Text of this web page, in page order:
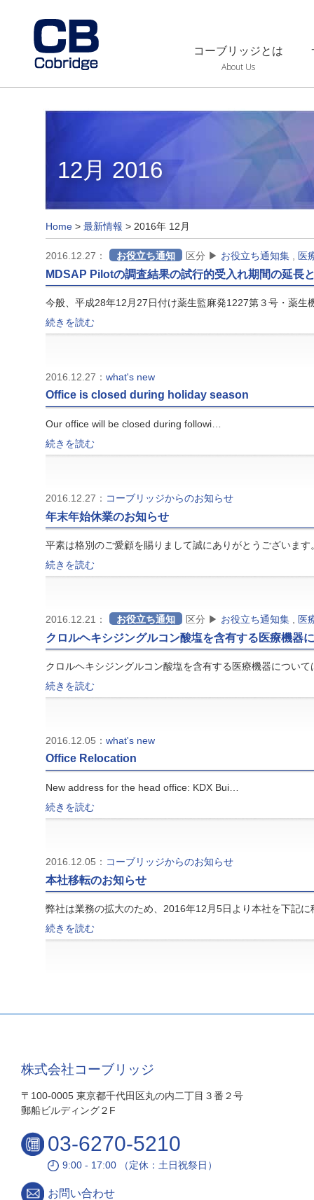
コーブリッジとは
About Us
12月 2016
Home > 最新情報 > 2016年 12月
2016.12.27： お役立ち通知 区分 ▶ お役立ち通知集 医
MDSAP Pilotの調査結果の試行的受入れ期間の延長
今般、平成28年12月27日付け薬生監麻発1227第３号・薬
続きを読む
2016.12.27： what's new
Office is closed during holiday season
Our office will be closed during followi…
続きを読む
2016.12.27： コーブリッジからのお知らせ
年末年始休業のお知らせ
平素は格別のご愛顧を賜りまして誠にありがとうございま
続きを読む
2016.12.21： お役立ち通知 区分 ▶ お役立ち通知集 医
クロルヘキシジングルコン酸塩を含有する医療機器
クロルヘキシジングルコン酸塩を含有する医療機器につい
続きを読む
2016.12.05： what's new
Office Relocation
New address for the head office: KDX Bui…
続きを読む
2016.12.05： コーブリッジからのお知らせ
本社移転のお知らせ
弊社は業務の拡大のため、2016年12月5日より本社を下記
続きを読む
株式会社コーブリッジ
〒100-0005 東京都千代田区丸の内二丁目３番２号
郵船ビルディング２F
03-6270-5210
9:00 - 17:00 （定休：土日祝祭日）
お問い合わせ